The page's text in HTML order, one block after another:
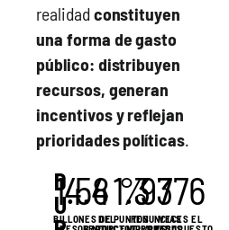
realidadconstituyen
una forma de gasto
público: distribuyen
recursos, generan
incentivos y reflejan
prioridades políticas
D
U
BILLONES DE
1.58
DEL
4.4 %
PUNTOS
1.3
RENUNCIAS
97
VECES EL
376